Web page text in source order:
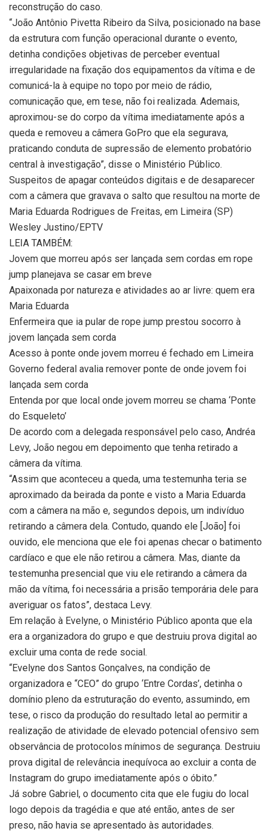
reconstrução do caso.
“João Antônio Pivetta Ribeiro da Silva, posicionado na base
da estrutura com função operacional durante o evento,
detinha condições objetivas de perceber eventual
irregularidade na fixação dos equipamentos da vítima e de
comunicá-la à equipe no topo por meio de rádio,
comunicação que, em tese, não foi realizada. Ademais,
aproximou-se do corpo da vítima imediatamente após a
queda e removeu a câmera GoPro que ela segurava,
praticando conduta de supressão de elemento probatório
central à investigação”, disse o Ministério Público.
Suspeitos de apagar conteúdos digitais e de desaparecer
com a câmera que gravava o salto que resultou na morte de
Maria Eduarda Rodrigues de Freitas, em Limeira (SP)
Wesley Justino/EPTV
LEIA TAMBÉM:
Jovem que morreu após ser lançada sem cordas em rope
jump planejava se casar em breve
Apaixonada por natureza e atividades ao ar livre: quem era
Maria Eduarda
Enfermeira que ia pular de rope jump prestou socorro à
jovem lançada sem corda
Acesso à ponte onde jovem morreu é fechado em Limeira
Governo federal avalia remover ponte de onde jovem foi
lançada sem corda
Entenda por que local onde jovem morreu se chama ‘Ponte
do Esqueleto’
De acordo com a delegada responsável pelo caso, Andréa
Levy, João negou em depoimento que tenha retirado a
câmera da vítima.
“Assim que aconteceu a queda, uma testemunha teria se
aproximado da beirada da ponte e visto a Maria Eduarda
com a câmera na mão e, segundos depois, um indivíduo
retirando a câmera dela. Contudo, quando ele [João] foi
ouvido, ele menciona que ele foi apenas checar o batimento
cardíaco e que ele não retirou a câmera. Mas, diante da
testemunha presencial que viu ele retirando a câmera da
mão da vítima, foi necessária a prisão temporária dele para
averiguar os fatos”, destaca Levy.
Em relação à Evelyne, o Ministério Público aponta que ela
era a organizadora do grupo e que destruiu prova digital ao
excluir uma conta de rede social.
“Evelyne dos Santos Gonçalves, na condição de
organizadora e “CEO” do grupo ‘Entre Cordas’, detinha o
domínio pleno da estruturação do evento, assumindo, em
tese, o risco da produção do resultado letal ao permitir a
realização de atividade de elevado potencial ofensivo sem
observância de protocolos mínimos de segurança. Destruiu
prova digital de relevância inequívoca ao excluir a conta de
Instagram do grupo imediatamente após o óbito.”
Já sobre Gabriel, o documento cita que ele fugiu do local
logo depois da tragédia e que até então, antes de ser
preso, não havia se apresentado às autoridades.